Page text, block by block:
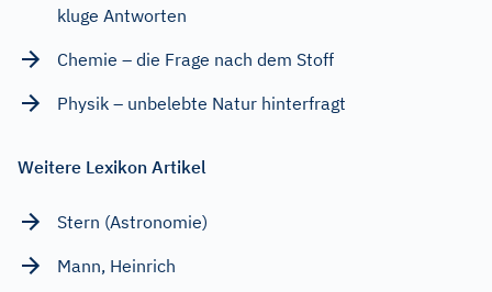
kluge Antworten
Chemie – die Frage nach dem Stoff
Physik – unbelebte Natur hinterfragt
Weitere Lexikon Artikel
Stern (Astronomie)
Mann, Heinrich